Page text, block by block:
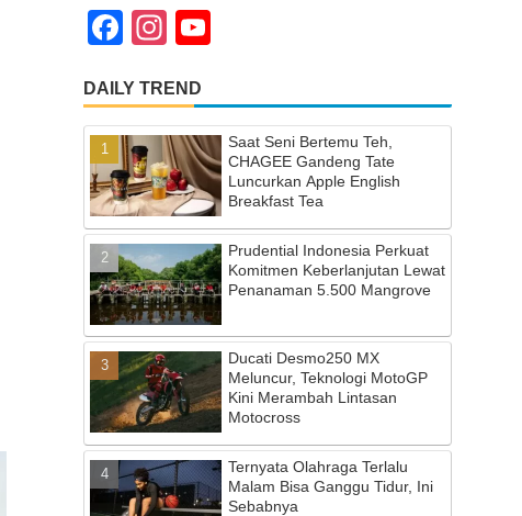
F
c
e
b
o
o
k
In
a
gr
a
m
u
T
u
b
e
C
h
a
n
n
el
DAILY TREND
Saat Seni Bertemu Teh,
CHAGEE Gandeng Tate
Luncurkan Apple English
Breakfast Tea
Prudential Indonesia Perkuat
Komitmen Keberlanjutan Lewat
Penanaman 5.500 Mangrove
Ducati Desmo250 MX
Meluncur, Teknologi MotoGP
Kini Merambah Lintasan
Motocross
Ternyata Olahraga Terlalu
Malam Bisa Ganggu Tidur, Ini
Sebabnya